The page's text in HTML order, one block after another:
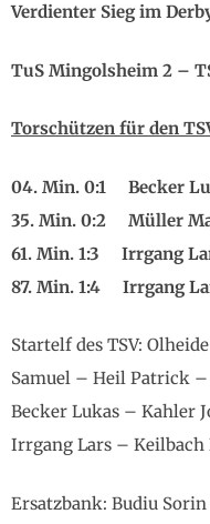
Verdienter Sieg im
TuS Mingolsheim 2 –
Torschützen für den
04. Min. 0:1 Becker
35. Min. 0:2 Müller
61. Min. 1:3 Irrgang
87. Min. 1:4 Irrgang
Startelf des TSV:
Samuel – Heil Patrick
Becker Lukas – Kahler
Irrgang Lars – Keilbach
Ersatzbank: Budiu